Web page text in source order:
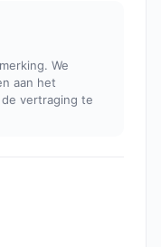
We
aan het
vertraging te